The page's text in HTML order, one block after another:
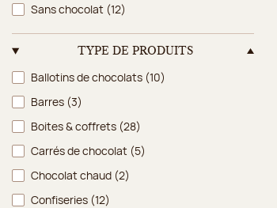
Sans chocolat (12)
TYPE DE PRODUITS
Type de produits
Ballotins de chocolats (10)
Barres (3)
Boites & coffrets (28)
Carrés de chocolat (5)
Chocolat chaud (2)
Confiseries (12)